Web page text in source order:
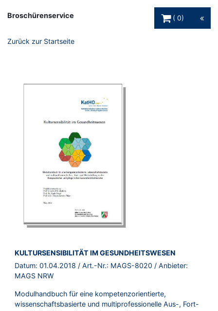
Broschürenservice
0
Zurück zur Startseite
BROSCHÜRE:
KULTURSENSIBILITÄT IM GESUNDHEITSWESEN
Datum: 01.04.2018 / Art.-Nr.: MAGS-8020 / Anbieter:
MAGS NRW
Modulhandbuch für eine kompetenzorientierte,
wissenschaftsbasierte und multiprofessionelle Aus-, Fort-